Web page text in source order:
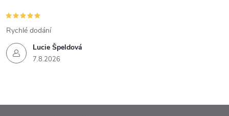
Lucie Špeldová
7.8.2026
Rychlé dodání